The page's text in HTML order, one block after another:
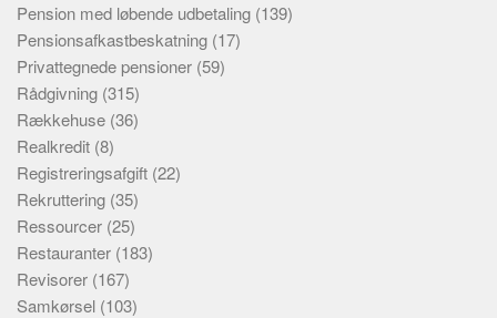
Pension med løbende udbetaling (139)
Pensionsafkastbeskatning (17)
Privattegnede pensioner (59)
Rådgivning (315)
Rækkehuse (36)
Realkredit (8)
Registreringsafgift (22)
Rekruttering (35)
Ressourcer (25)
Restauranter (183)
Revisorer (167)
Samkørsel (103)